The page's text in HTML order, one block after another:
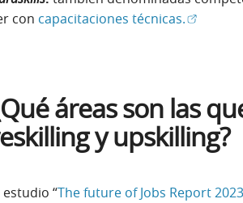
con capacitaciones técnicas.(Abrir en
áreas son las
y upskilling?
estudio “The future of Jobs Report 2023